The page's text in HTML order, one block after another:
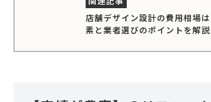
店舗デザイン設計の費用相場
素と業者選びのポイントを解説